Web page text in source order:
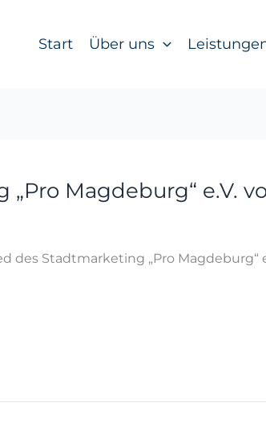
Start Über uns
Magdeburg“ e.V.
des Stadtmarketing „Pro Magdeburg“